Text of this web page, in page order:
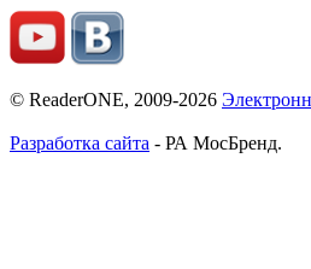
© ReaderONE, 2009-2026
Разработка сайта - РА МосБренд.